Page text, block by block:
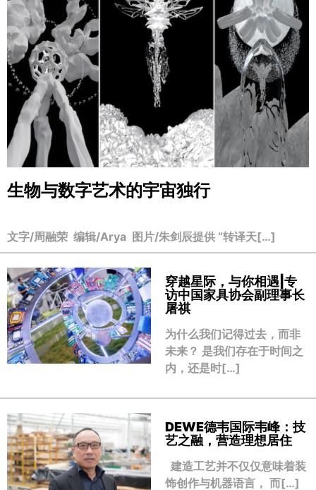
生物与数字艺术的宇宙独行
文字/周融荣 编辑/Arya 图片/朱剑辰提供 “转译天[…]
穿越星际，与你相遇|专
访中国家具协会副理事长
屠祺
为什么我们记得过去，而非
未来？ 是我们存在于时间之
内，还是时[…]
DEWE德韦国际韦峰：技
艺之融，营造理想居住
建造工艺并不仅仅意味着装
饰创作与机器语言， 而[…]